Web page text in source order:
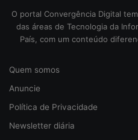
O portal Convergência Digital
das áreas de Tecnologia da
País, com um conteúdo
Quem somos
Anuncie
Política de Privacidade
Newsletter diária